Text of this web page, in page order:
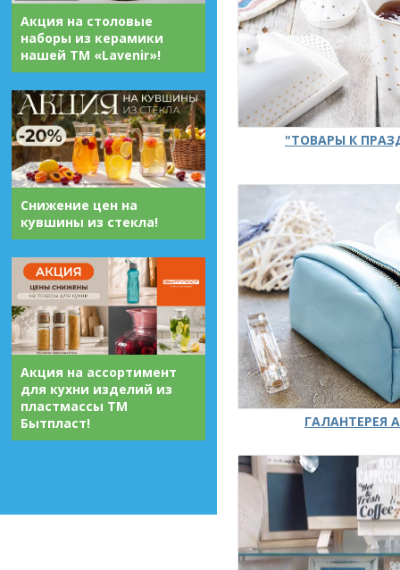
Акция на столовые
наборы из керамики
нашей ТМ «Lavenir»!
Снижение цен на
кувшины из стекла!
Акция на ассортимент
для кухни изделий из
пластмассы ТМ
Бытпласт!
"ТОВАРЫ К
ГАЛАНТЕРЕЯ